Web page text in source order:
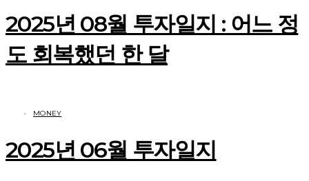
2025년 08월 투자일지 : 어느 정
도 회복했던 한 달
MONEY
2025년 06월 투자일지